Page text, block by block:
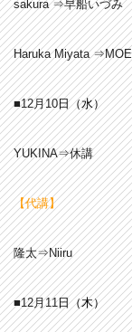
sakura ⇒早船いづみ
Haruka Miyata
■12月10日（水）
YUKINA⇒休講
【代講】
隆太⇒Niiru
■12月11日（木）